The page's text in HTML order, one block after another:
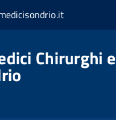
Chirurghi e